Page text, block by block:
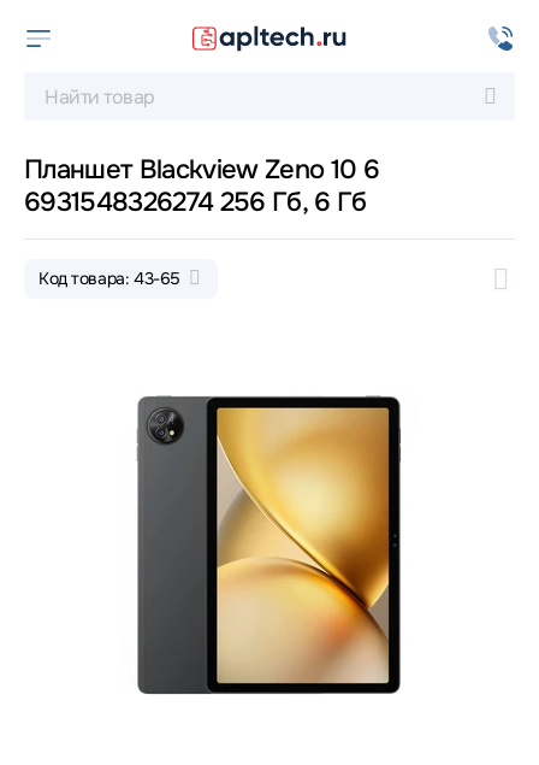
Планшет Blackview Zeno 10 6
6931548326274 256 Гб, 6 Гб
Код товара: 43-65